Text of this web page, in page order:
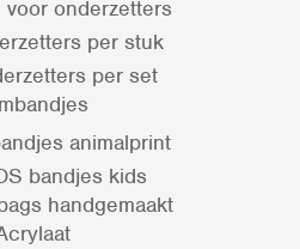
voor onderzetters
per stuk
per set
animalprint
bandjes kids
handgemaakt